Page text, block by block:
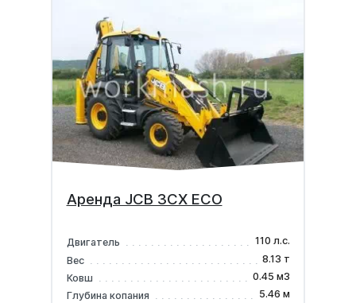
Аренда JCB 3CX ECO
Двигатель
110 л.с.
Вес
8.13 т
Ковш
0.45 м3
Глубина копания
5.46 м